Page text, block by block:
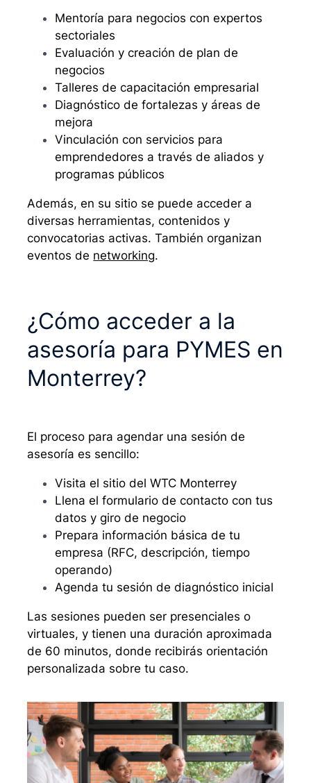
Mentoría para negocios con expertos
sectoriales
Evaluación y creación de plan de
negocios
Talleres de capacitación empresarial
Diagnóstico de fortalezas y áreas de
mejora
Vinculación con servicios para
emprendedores a través de aliados y
programas públicos
Además, en su sitio se puede acceder a
diversas herramientas, contenidos y
convocatorias activas. También organizan
eventos de networking.
¿Cómo acceder a la
asesoría para PYMES en
Monterrey?
El proceso para agendar una sesión de
asesoría es sencillo:
Visita el sitio del WTC Monterrey
Llena el formulario de contacto con tus
datos y giro de negocio
Prepara información básica de tu
empresa (RFC, descripción, tiempo
operando)
Agenda tu sesión de diagnóstico inicial
Las sesiones pueden ser presenciales o
virtuales, y tienen una duración aproximada
de 60 minutos, donde recibirás orientación
personalizada sobre tu caso.